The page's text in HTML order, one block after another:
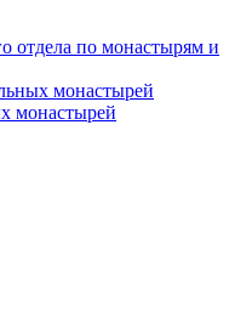
отдела по монастырям и
монастырей
монастырей